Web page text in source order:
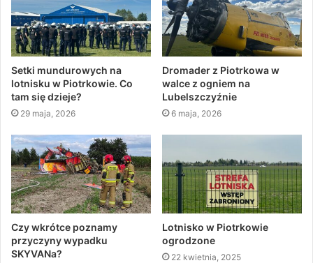
Setki mundurowych na
lotnisku w Piotrkowie. Co
tam się dzieje?
29 maja, 2026
Dromader z Piotrkowa w
walce z ogniem na
Lubelszczyźnie
6 maja, 2026
Czy wkrótce poznamy
przyczyny wypadku
SKYVANa?
Lotnisko w Piotrkowie
ogrodzone
22 kwietnia, 2025